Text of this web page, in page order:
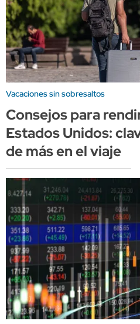
Vacaciones sin sobresaltos
Consejos para
Estados Unidos:
de más en el viaje